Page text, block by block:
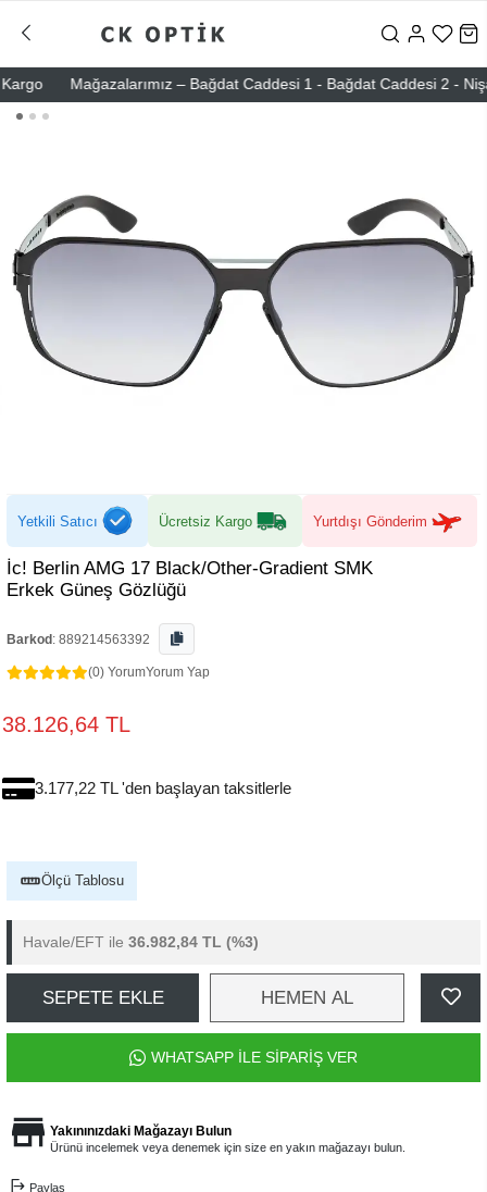
Mağazalarımız – Bağdat Caddesi 1 - Bağdat Caddesi 2 -
Yetkili Satıcı Ücretsiz Kargo Yurtdışı Gönderim
İc! Berlin AMG 17 Black/Other-Gradient SMK
Erkek Güneş Gözlüğü
Barkod : 889214563392
(0) YorumYorum Yap
38.126,64 TL
3.177,22 TL 'den başlayan taksitlerle
Ölçü Tablosu
Havale/EFT ile 36.982,84 TL (%3)
SEPETE EKLE HEMEN AL
WHATSAPP İLE SİPARİŞ VER
Yakınınızdaki Mağazayı Bulun
Ürünü incelemek veya denemek için size en yakın mağazayı bulun.
Paylaş